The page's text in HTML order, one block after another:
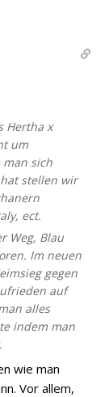
Hertha x
um
man sich
stellen wir
ect.
Weg, Blau
Im neuen
gegen
auf
alles
indem man
wie man
Vor allem,